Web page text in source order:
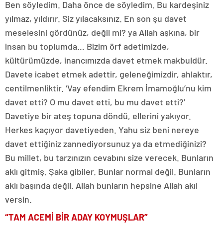
Ben söyledim. Daha önce de söyledim. Bu kardeşiniz
yılmaz, yıldırır. Siz yılacaksınız. En son şu davet
meselesini gördünüz, değil mi? ya Allah aşkına, bir
insan bu toplumda… Bizim örf adetimizde,
kültürümüzde, inancımızda davet etmek makbuldür.
Davete icabet etmek adettir, geleneğimizdir, ahlaktır,
centilmenliktir. ‘Vay efendim Ekrem İmamoğlu’nu kim
davet etti? O mu davet etti, bu mu davet etti?’
Davetiye bir ateş topuna döndü, ellerini yakıyor.
Herkes kaçıyor davetiyeden. Yahu siz beni nereye
davet ettiğiniz zannediyorsunuz ya da etmediğinizi?
Bu millet, bu tarzınızın cevabını size verecek. Bunların
aklı gitmiş. Şaka gibiler. Bunlar normal değil. Bunların
aklı başında değil. Allah bunların hepsine Allah akıl
versin.
“TAM ACEMİ BİR ADAY KOYMUŞLAR”